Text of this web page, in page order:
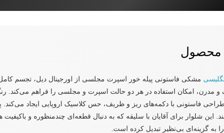
محصول
مشکی فاستونی پیله خور اسپرت مجلسی از اورجینال دیل، تجسم
مدرن، امکان استفاده در هر دو حالت اسپرت و مجلسی را فراهم
فاستونی با دکمه‌های ریز و ظریف، حس کلاسیک اروپایی ایجاد می‌کند.
این شلوار برای آقایان با سلیقه که به دنبال قطعه‌ای چندمنظوره و
به گزینه‌ای بی‌نظیر تبدیل کرده است.